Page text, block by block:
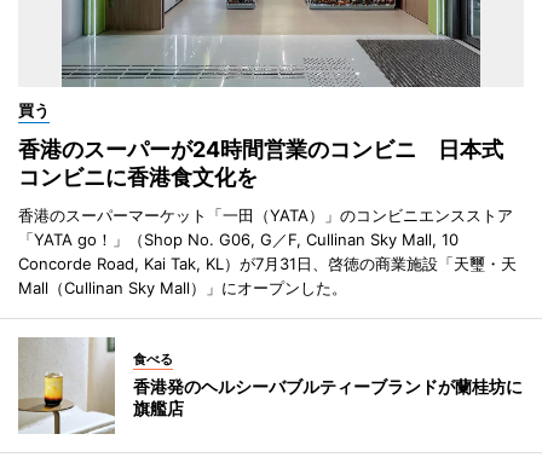
買う
香港のスーパーが24時間営業のコンビニ 日本式
コンビニに香港食文化を
香港のスーパーマーケット「一田（YATA）」のコンビニエンスストア
「YATA go！」（Shop No. G06, G／F, Cullinan Sky Mall, 10
Concorde Road, Kai Tak, KL）が7月31日、啓徳の商業施設「天璽・天
Mall（Cullinan Sky Mall）」にオープンした。
食べる
香港発のヘルシーバブルティーブランドが蘭桂坊に
旗艦店